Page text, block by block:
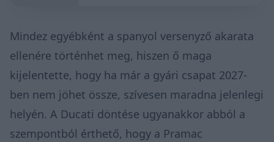
Mindez egyébként a spanyol versenyző akarata
ellenére történhet meg, hiszen ő maga
kijelentette, hogy ha már a gyári csapat 2027-
ben nem jöhet össze, szívesen maradna jelenlegi
helyén. A Ducati döntése ugyanakkor abból a
szempontból érthető, hogy a Pramac